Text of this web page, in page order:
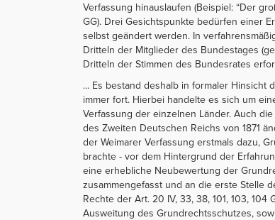
Verfassung hinauslaufen (Beispiel: “Der
GG). Drei Gesichtspunkte bedürfen einer
selbst geändert werden. In
Dritteln der Mitglieder des Bundestages
Dritteln der Stimmen des Bundesrates
... Es bestand deshalb in formaler Hinsicht
immer fort. Hierbei handelte es sich um
Verfassung der einzelnen Länder. Auch
des Zweiten Deutschen Reichs von 1871
der Weimarer Verfassung erstmals dazu,
brachte - vor dem Hintergrund der
eine erhebliche Neubewertung der
zusammengefasst und an die erste Stelle
Rechte der Art. 20 IV, 33, 38, 101, 103,
Ausweitung des Grundrechtsschutzes,